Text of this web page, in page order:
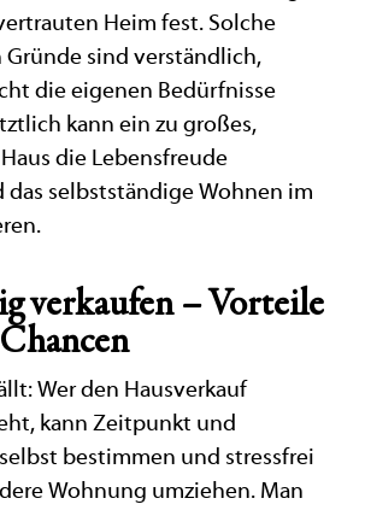
Heim fest. Solche
sind verständlich,
die eigenen Bedürfnisse
kann ein zu großes,
die Lebensfreude
das selbstständige Wohnen im
verkaufen – Vorteile
Wer den Hausverkauf
kann Zeitpunkt und
bestimmen und stressfrei
Wohnung umziehen. Man